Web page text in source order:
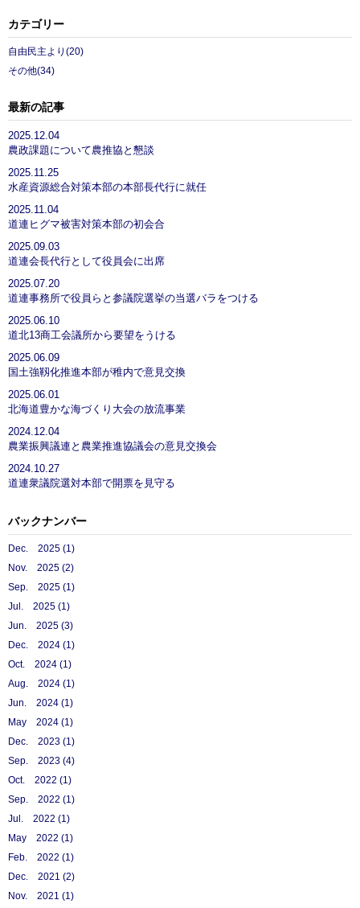
カテゴリー
自由民主より(20)
その他(34)
最新の記事
2025.12.04
農政課題について農推協と懇談
2025.11.25
水産資源総合対策本部の本部長代行に就任
2025.11.04
道連ヒグマ被害対策本部の初会合
2025.09.03
道連会長代行として役員会に出席
2025.07.20
道連事務所で役員らと参議院選挙の当選バラをつける
2025.06.10
道北13商工会議所から要望をうける
2025.06.09
国土強靱化推進本部が稚内で意見交換
2025.06.01
北海道豊かな海づくり大会の放流事業
2024.12.04
農業振興議連と農業推進協議会の意見交換会
2024.10.27
道連衆議院選対本部で開票を見守る
バックナンバー
Dec. 2025 (1)
Nov. 2025 (2)
Sep. 2025 (1)
Jul. 2025 (1)
Jun. 2025 (3)
Dec. 2024 (1)
Oct. 2024 (1)
Aug. 2024 (1)
Jun. 2024 (1)
May 2024 (1)
Dec. 2023 (1)
Sep. 2023 (4)
Oct. 2022 (1)
Sep. 2022 (1)
Jul. 2022 (1)
May 2022 (1)
Feb. 2022 (1)
Dec. 2021 (2)
Nov. 2021 (1)